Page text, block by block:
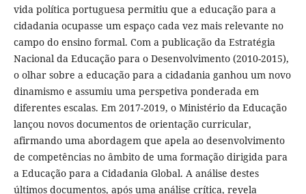
vida política portuguesa permitiu que a educação para a
cidadania ocupasse um espaço cada vez mais relevante no
campo do ensino formal. Com a publicação da Estratégia
Nacional da Educação para o Desenvolvimento (2010-2015),
o olhar sobre a educação para a cidadania ganhou um novo
dinamismo e assumiu uma perspetiva ponderada em
diferentes escalas. Em 2017-2019, o Ministério da Educação
lançou novos documentos de orientação curricular,
afirmando uma abordagem que apela ao desenvolvimento
de competências no âmbito de uma formação dirigida para
a Educação para a Cidadania Global. A análise destes
últimos documentos, após uma análise crítica, revela